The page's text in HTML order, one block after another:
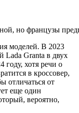
но французы
моделей. В 2023
Lada Granta в двух
году, хотя речи о
в кроссовер,
отличаться от
еще один
вероятно,